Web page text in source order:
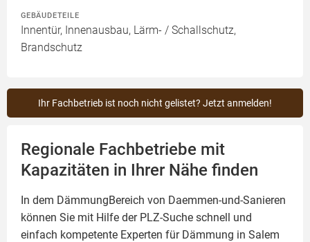
GEBÄUDETEILE
Innentür, Innenausbau, Lärm- / Schallschutz,
Brandschutz
Ihr Fachbetrieb ist noch nicht gelistet? Jetzt anmelden!
Regionale Fachbetriebe mit
Kapazitäten in Ihrer Nähe finden
In dem DämmungBereich von Daemmen-und-Sanieren
können Sie mit Hilfe der PLZ-Suche schnell und
einfach kompetente Experten für Dämmung in Salem